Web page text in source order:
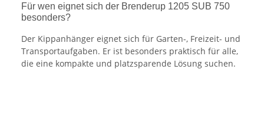
Für wen eignet sich der Brenderup 1205 SUB 750
besonders?
Der Kippanhänger eignet sich für Garten-, Freizeit- und
Transportaufgaben. Er ist besonders praktisch für alle,
die eine kompakte und platzsparende Lösung suchen.